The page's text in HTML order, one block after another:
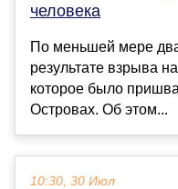
человека
По меньшей мере
результате взрыва
которое было
Островах. Об этом...
10:30, 30 Июл